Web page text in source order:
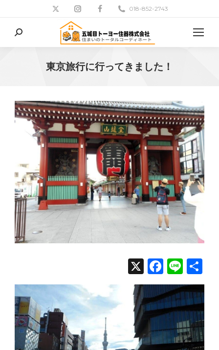
018-852-2743
検
索:
東京旅行に行ってきました！
X Line
有